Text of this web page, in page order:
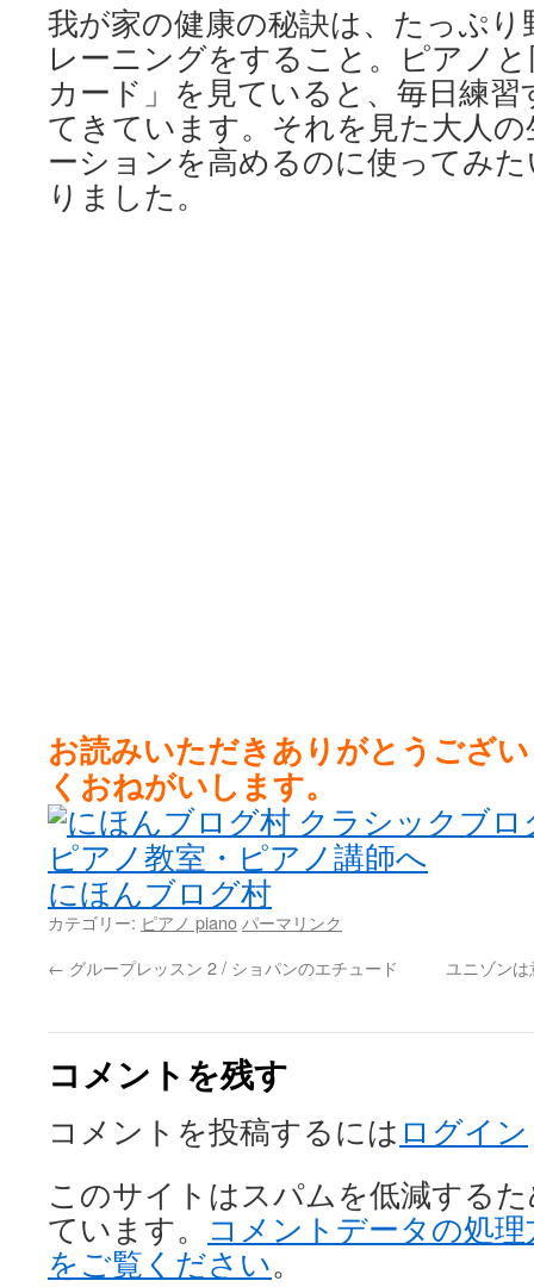
我が家の健康の秘訣は、たっぷ
レーニングをすること。ピアノ
カード」を見ていると、毎日練
てきています。それを見た大人
ーションを高めるのに使ってみ
りました。
お読みいただきありがとうござ
くおねがいします。
にほんブログ村
カテゴリー: ピアノ piano パーマリンク
← グループレッスン 2 / ショパンのエチュード ユニゾン
コメントを残す
コメントを投稿するには ログイン
このサイトはスパムを低減するた
ています。
コメントデータの処
をご覧ください。